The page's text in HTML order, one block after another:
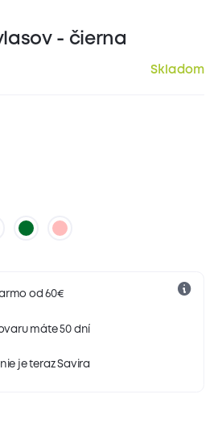
- čierna
Skladom
od 60€
máte 50 dní
je teraz Savira